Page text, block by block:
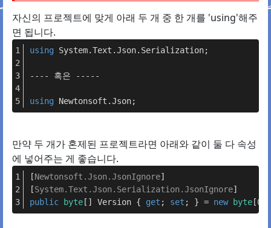
자신의 프로젝트에 맞게 아래 두 개 중 한 개를 'using'해주
면 됩니다.
using System.Text.Json.Serialization;
---- 혹은 -----
using Newtonsoft.Json;
만약 두 개가 혼제된 프로젝트라면 아래와 같이 둘 다 속성
에 넣어주는 게 좋습니다.
[Newtonsoft.Json.JsonIgnore]
[System.Text.Json.Serialization.JsonIgnore]
public
byte [] Version { get ; set ; } = new byte [0